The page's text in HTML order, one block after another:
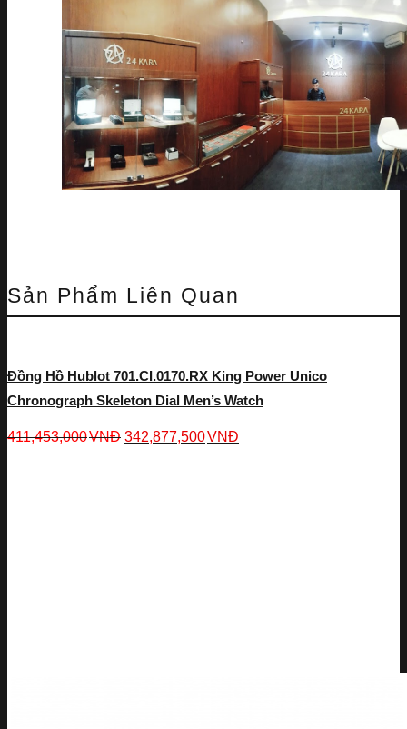
Sản Phẩm Liên Quan
Đồng Hồ Hublot 701.CI.0170.RX King Power Unico
Chronograph Skeleton Dial Men’s Watch
411,453,000VNĐ 342,877,500VNĐ